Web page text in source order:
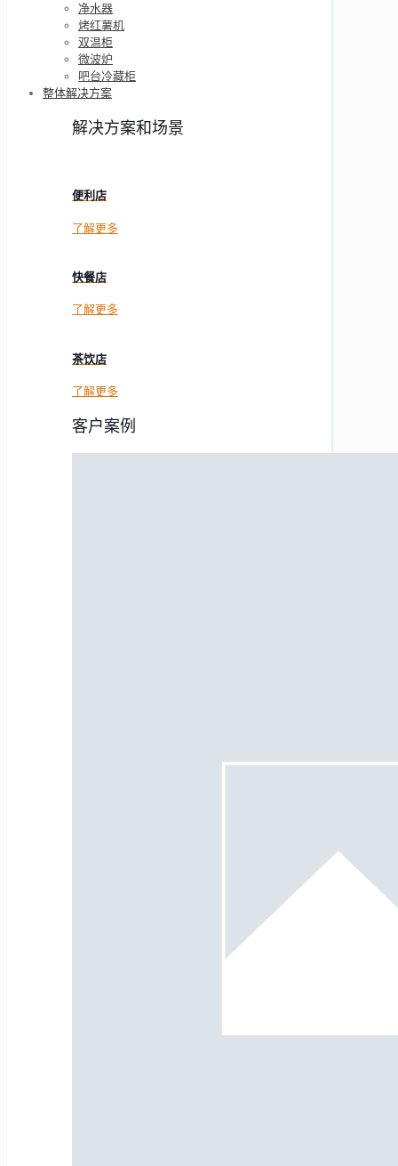
净水器
烤红薯机
双温柜
微波炉
吧台冷藏柜
整体解决方案
解决方案和场景
便利店
了解更多
快餐店
了解更多
茶饮店
了解更多
客户案例